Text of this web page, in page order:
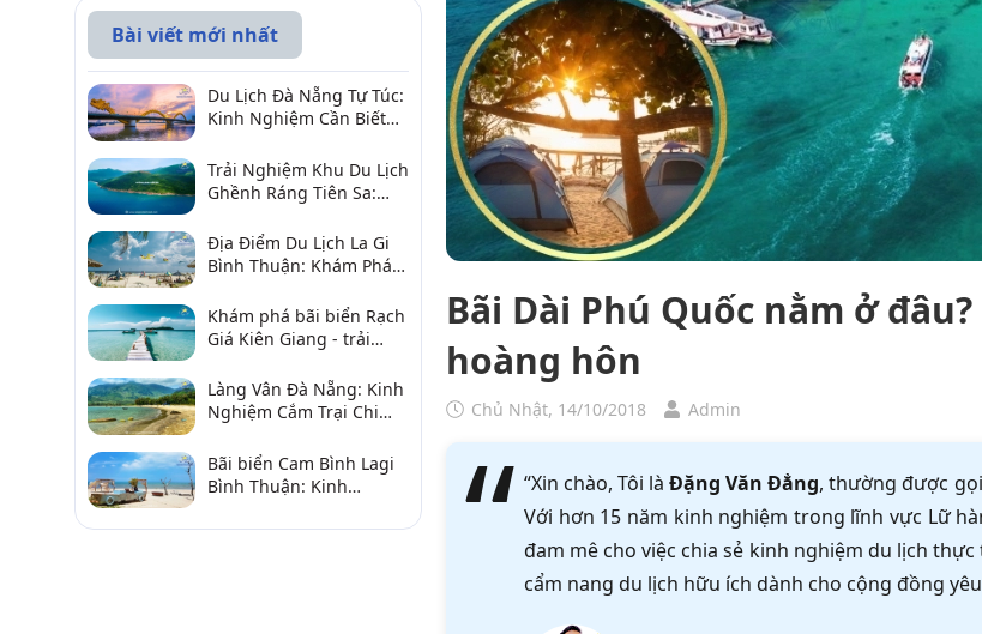
Bãi Dài Phú Quốc nằm ở
hoàng hôn
Chủ Nhật, 14/10/2018 Admin
“Xin chào, Tôi làĐặng Văn Đẳng, thường được
Với hơn 15 năm kinh nghiệm trong lĩnh vực Lữ
đam mê cho việc chia sẻ kinh nghiệm du lịch
cẩm nang du lịch hữu ích dành cho cộng đồng
Bài viết mới nhất
Du Lịch Đà Nẵng Tự Túc:
Kinh Nghiệm Cần Biết
Vời
Trải Nghiệm Khu Du Lịch
Ghềnh Ráng Tiên Sa:
Qua
Địa Điểm Du Lịch La Gi
Bình Thuận: Khám Phá 6
2026
Khám phá bãi biển Rạch
Giá Kiên Giang - trải
Làng Vân Đà Nẵng: Kinh
Nghiệm Cắm Trại Chi
Bãi biển Cam Bình Lagi
Bình Thuận: Kinh
sản, điểm gần